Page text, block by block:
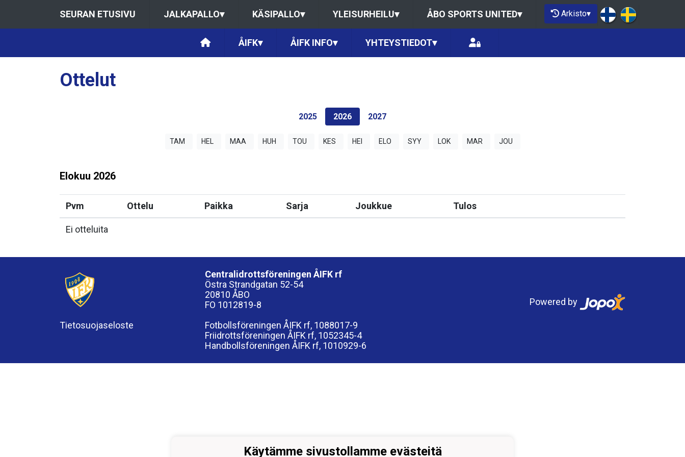
SEURAN ETUSIVU JALKAPALLO▾ KÄSIPALLO▾ YLEISURHEILU▾ ÅBO SPORTS UNITED▾ Arkisto▾
ÅIFK▾ ÅIFK INFO▾ YHTEYSTIEDOT▾
Ottelut
2025 2026 2027
TAM HEL MAA HUH TOU KES HEI ELO SYY LOK MAR JOU
Elokuu 2026
Pvm Ottelu Paikka Sarja Joukkue Tulos
Ei otteluita
Tietosuojaseloste
Centralidrottsföreningen ÅIFK rf
Östra Strandgatan 52-54
20810 ÅBO
FO 1012819-8
Fotbollsföreningen ÅIFK rf, 1088017-9
Friidrottsföreningen ÅIFK rf, 1052345-4
Handbollsföreningen ÅIFK rf, 1010929-6
Powered by
Käytämme sivustollamme evästeitä